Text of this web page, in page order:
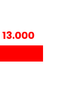
13.000